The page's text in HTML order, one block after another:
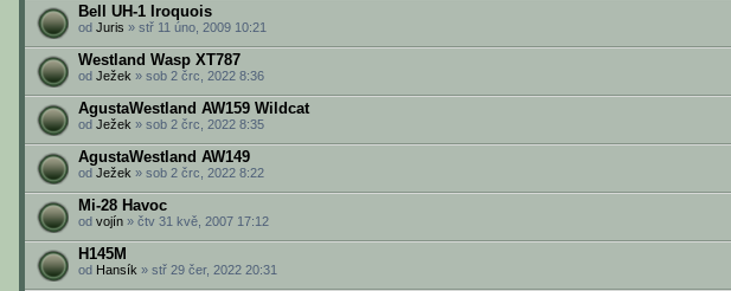
Bell UH-1 Iroquois
od Juris » stř 11 úno, 2009 10:21
Westland Wasp XT787
od Ježek » sob 2 črc, 2022 8:36
AgustaWestland AW159 Wildcat
od Ježek » sob 2 črc, 2022 8:35
AgustaWestland AW149
od Ježek » sob 2 črc, 2022 8:22
Mi-28 Havoc
od vojín » čtv 31 kvě, 2007 17:12
H145M
od Hansík » stř 29 čer, 2022 20:31